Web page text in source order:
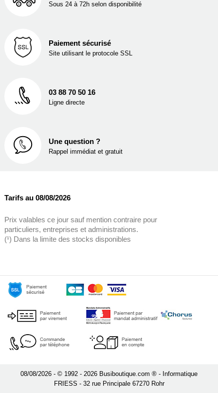
Sous 24 à 72h selon disponibilité
Paiement sécurisé
Site utilisant le protocole SSL
03 88 70 50 16
Ligne directe
Une question ?
Rappel immédiat et gratuit
Tarifs au 08/08/2026
Prix valables ce jour sauf mention contraire pour
particuliers, entreprises et administrations.
(¹) Dans la limite des stocks disponibles
08/08/2026 - © 1992 - 2026 Busiboutique.com ® - Informatique
FRIESS - 32 rue Principale 67270 Rohr